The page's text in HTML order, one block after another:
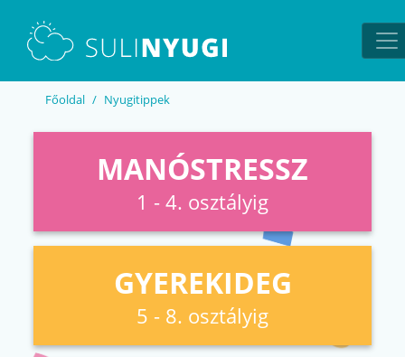
Főoldal Nyugitippek
MANÓSTRESSZ
1 - 4. osztályig
GYEREKIDEG
5 - 8. osztályig